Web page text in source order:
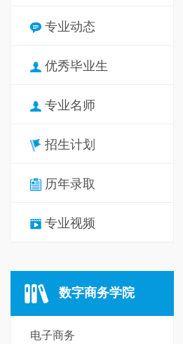
专业动态
优秀毕业生
专业名师
招生计划
历年录取
专业视频
数字商务学院
电子商务